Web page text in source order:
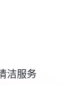
洁服务